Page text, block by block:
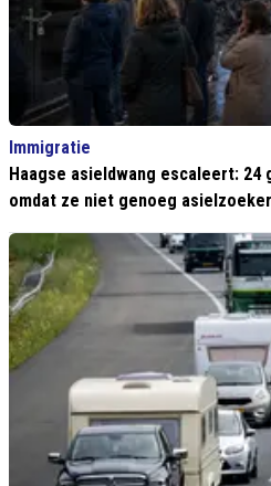
Immigratie
Haagse asieldwang escaleert: 24
omdat ze niet genoeg